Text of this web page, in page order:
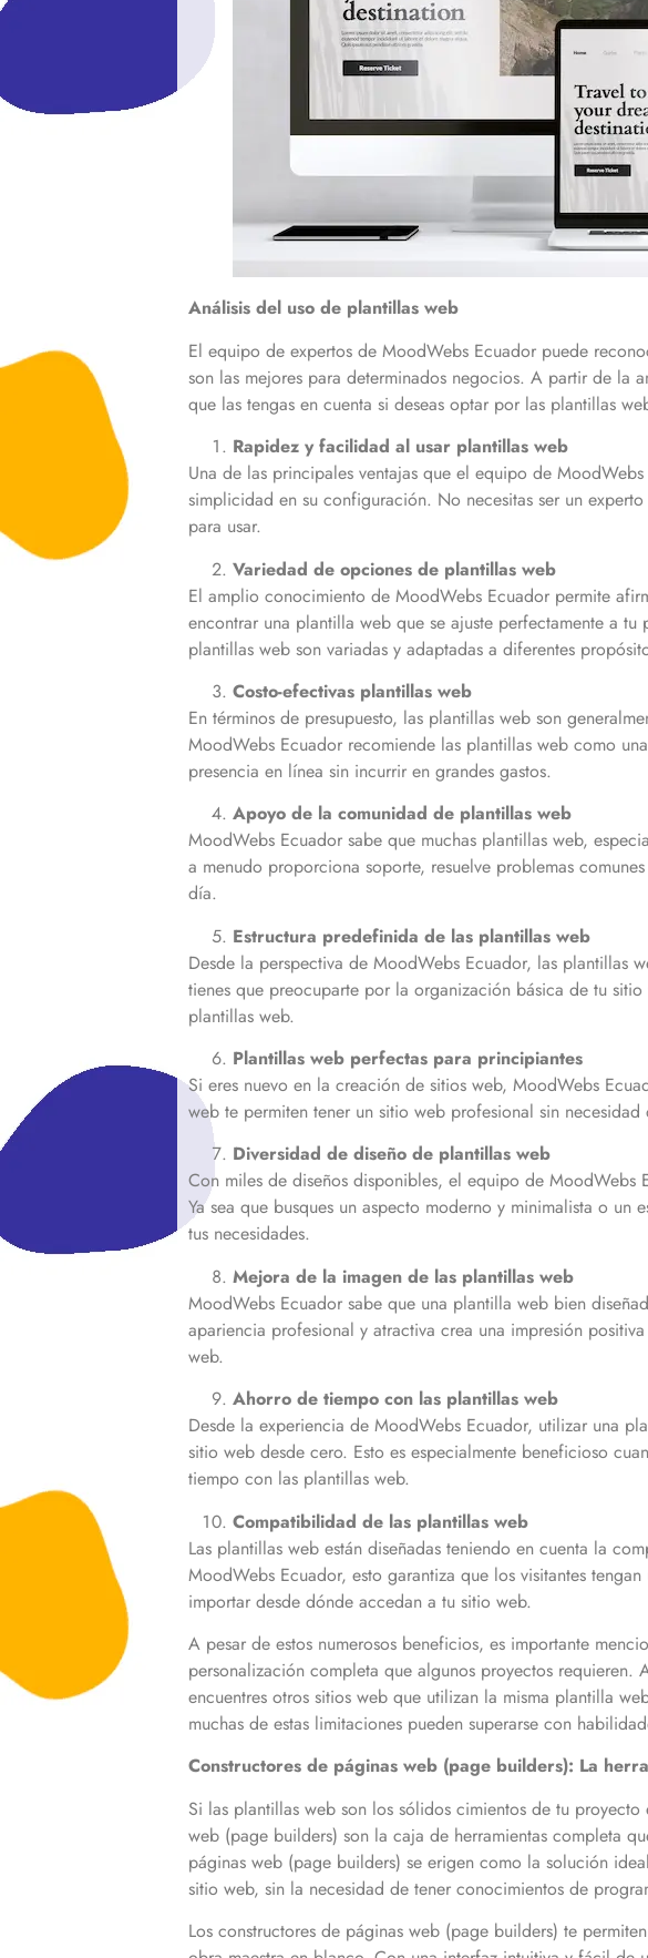
Análisis del uso de plantillas web
El equipo de expertos de MoodWebs Ecuador puede
son las mejores para determinados negocios. A partir de la
que las tengas en cuenta si deseas optar por las plantillas
Rapidez y facilidad al usar plantillas web
Una de las principales ventajas que el equipo de
simplicidad en su configuración. No necesitas ser un
para usar.
Variedad de opciones de plantillas web
El amplio conocimiento de MoodWebs Ecuador permite
encontrar una plantilla web que se ajuste perfectamente a
plantillas web son variadas y adaptadas a diferentes
Costo-efectivas plantillas web
En términos de presupuesto, las plantillas web son
MoodWebs Ecuador recomiende las plantillas web como
presencia en línea sin incurrir en grandes gastos.
Apoyo de la comunidad de plantillas web
MoodWebs Ecuador sabe que muchas plantillas web,
a menudo proporciona soporte, resuelve problemas
día.
Estructura predefinida de las plantillas web
Desde la perspectiva de MoodWebs Ecuador, las plantillas
tienes que preocuparte por la organización básica de tu
plantillas web.
Plantillas web perfectas para principiantes
Si eres nuevo en la creación de sitios web, MoodWebs
web te permiten tener un sitio web profesional sin
Diversidad de diseño de plantillas web
Con miles de diseños disponibles, el equipo de
Ya sea que busques un aspecto moderno y minimalista o un
tus necesidades.
Mejora de la imagen de las plantillas web
MoodWebs Ecuador sabe que una plantilla web bien
apariencia profesional y atractiva crea una impresión
web.
Ahorro de tiempo con las plantillas web
Desde la experiencia de MoodWebs Ecuador, utilizar una
sitio web desde cero. Esto es especialmente beneficioso
tiempo con las plantillas web.
Compatibilidad de las plantillas web
Las plantillas web están diseñadas teniendo en cuenta la
MoodWebs Ecuador, esto garantiza que los visitantes
importar desde dónde accedan a tu sitio web.
A pesar de estos numerosos beneficios, es importante
personalización completa que algunos proyectos
encuentres otros sitios web que utilizan la misma plantilla
muchas de estas limitaciones pueden superarse con
Constructores de páginas web (page builders): La
Si las plantillas web son los sólidos cimientos de tu
web (page builders) son la caja de herramientas completa
páginas web (page builders) se erigen como la solución
sitio web, sin la necesidad de tener conocimientos de
Los constructores de páginas web (page builders) te